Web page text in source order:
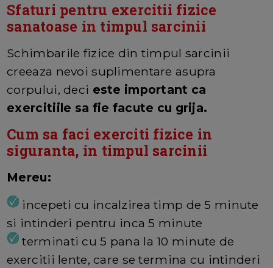
Sfaturi pentru exercitii fizice
sanatoase in timpul sarcinii
Schimbarile fizice din timpul sarcinii
creeaza nevoi suplimentare asupra
corpului, deci este important ca
exercitiile sa fie facute cu grija.
Cum sa faci exerciti fizice in
siguranta, in timpul sarcinii
Mereu:
incepeti cu incalzirea timp de 5 minute
si intinderi pentru inca 5 minute
terminati cu 5 pana la 10 minute de
exercitii lente, care se termina cu intinderi